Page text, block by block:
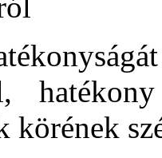
körének